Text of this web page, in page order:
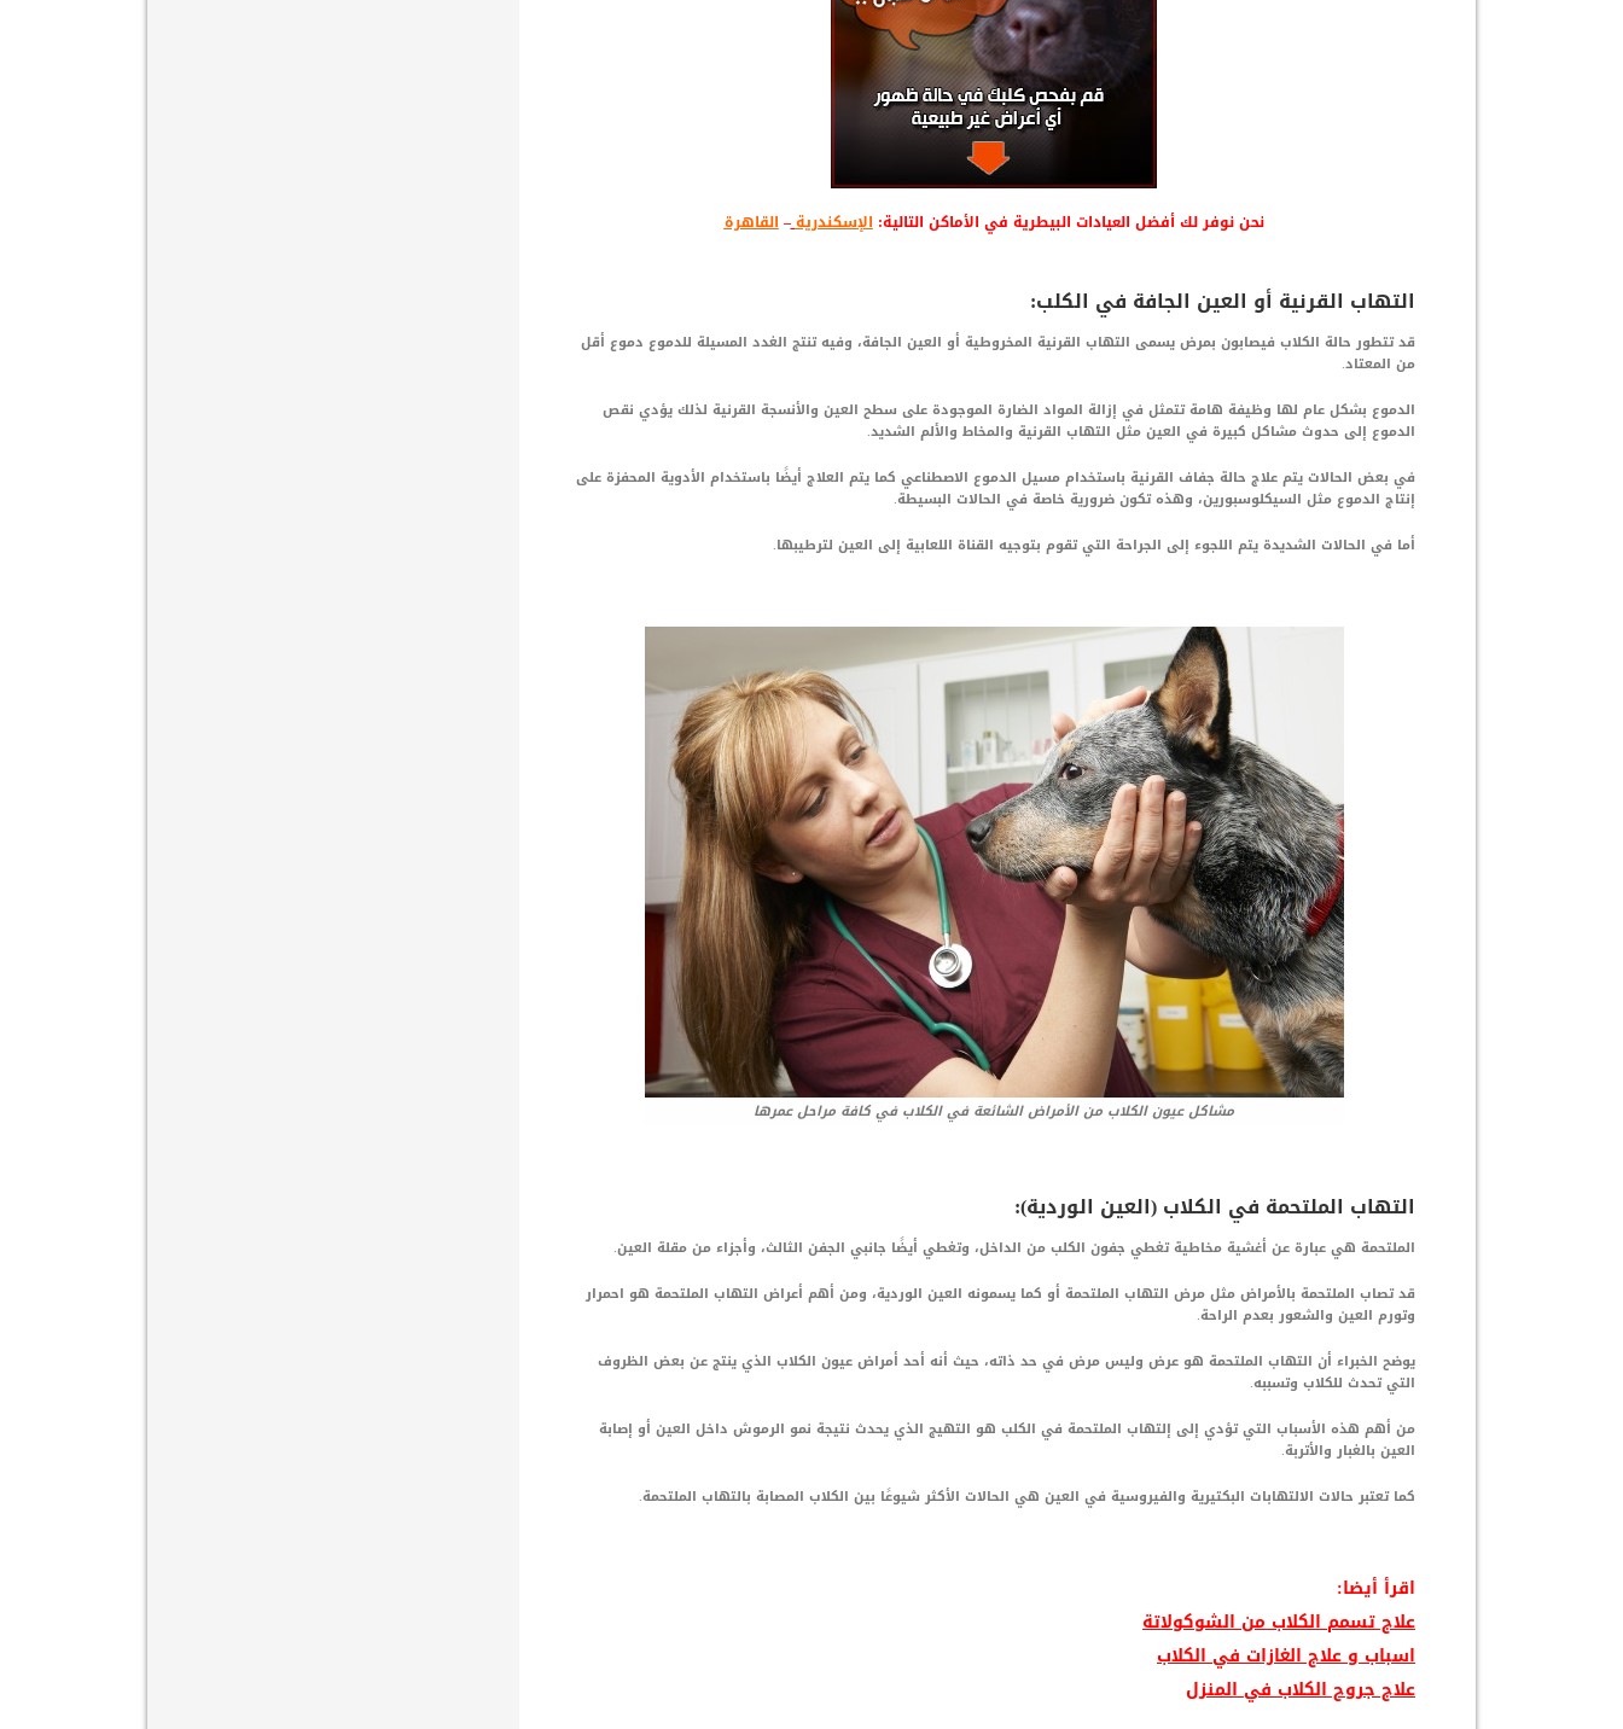
نحن نوفر لك أفضل العيادات البيطرية في الأماكن التالية:الإسكندرية–القاهرة
التهاب القرنية أو العين الجافة في الكلب:
قد تتطور حالة الكلاب فيصابون بمرض يسمى التهاب القرنية المخروطية أو العين الجافة، وفيه تنتج الغدد المسيلة للدموع دموع أقل
من المعتاد.
الدموع بشكل عام لها وظيفة هامة تتمثل في إزالة المواد الضارة الموجودة على سطح العين والأنسجة القرنية لذلك يؤدي نقص
الدموع إلى حدوث مشاكل كبيرة في العين مثل التهاب القرنية والمخاط والألم الشديد.
في بعض الحالات يتم علاج حالة جفاف القرنية باستخدام مسيل الدموع الاصطناعي كما يتم العلاج أيضًا باستخدام الأدوية المحفزة على
إنتاج الدموع مثل السيكلوسبورين، وهذه تكون ضرورية خاصة في الحالات البسيطة.
أما في الحالات الشديدة يتم اللجوء إلى الجراحة التي تقوم بتوجيه القناة اللعابية إلى العين لترطيبها.
مشاكل عيون الكلاب من الأمراض الشائعة في الكلاب في كافة مراحل عمرها
التهاب الملتحمة في الكلاب (العين الوردية):
الملتحمة هي عبارة عن أغشية مخاطية تغطي جفون الكلب من الداخل، وتغطي أيضًا جانبي الجفن الثالث، وأجزاء من مقلة العين.
قد تصاب الملتحمة بالأمراض مثل مرض التهاب الملتحمة أو كما يسمونه العين الوردية، ومن أهم أعراض التهاب الملتحمة هو احمرار
وتورم العين والشعور بعدم الراحة.
يوضح الخبراء أن التهاب الملتحمة هو عرض وليس مرض في حد ذاته، حيث أنه أحد أمراض عيون الكلاب الذي ينتج عن بعض الظروف
التي تحدث للكلاب وتسببه.
من أهم هذه الأسباب التي تؤدي إلى إلتهاب الملتحمة في الكلب هو التهيج الذي يحدث نتيجة نمو الرموش داخل العين أو إصابة
العين بالغبار والأتربة.
كما تعتبر حالات الالتهابات البكتيرية والفيروسية في العين هي الحالات الأكثر شيوعًا بين الكلاب المصابة بالتهاب الملتحمة.
اقرأ أيضا:
علاج تسمم الكلاب من الشوكولاتة
اسباب و علاج الغازات في الكلاب
علاج جروح الكلاب في المنزل